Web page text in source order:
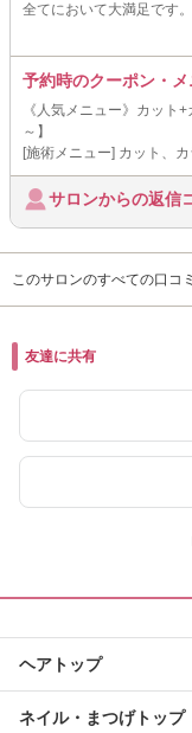
全てにおいて大満足です。
予約時のクーポン・
《人気メニュー》カッ
～】
[施術メニュー] カット、
サロンからの返信
このサロンのすべての口コ
友達に共有
ヘアトップ
ネイル・まつげトップ